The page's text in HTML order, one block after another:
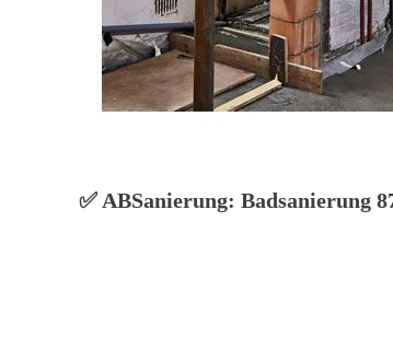
✅ ABSanierung: Badsanierung